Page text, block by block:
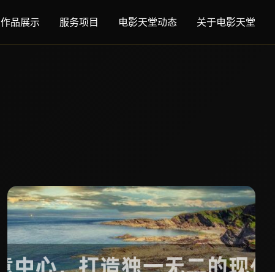
作品展示 服务项目 电影天堂动态 关于电影天堂